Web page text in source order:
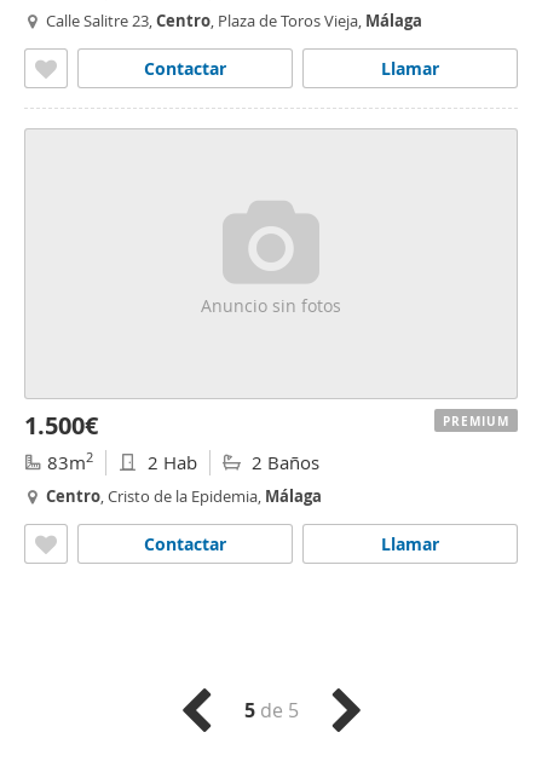
Calle Salitre 23,Centro, Plaza de Toros Vieja, Málaga
Llamar
Contactar
Anuncio sin fotos
1.500€
83m2 2 Hab 2 Baños
Centro, Cristo de la Epidemia, Málaga
Llamar
Contactar
PREMIUM
5de 5